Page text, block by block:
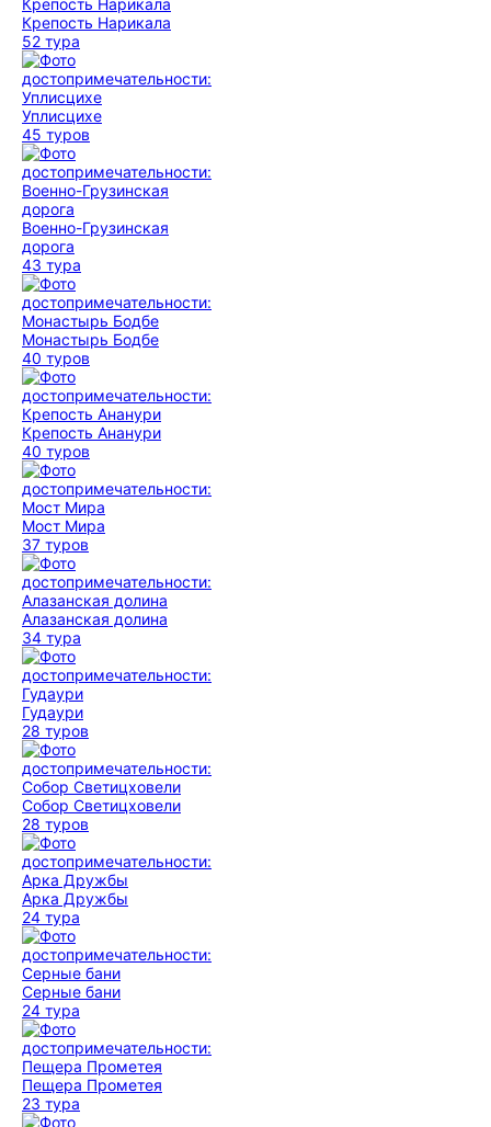
Крепость Нарикала
52 тура
Уплисцихе
45 туров
Военно-Грузинская
дорога
43 тура
Монастырь Бодбе
40 туров
Крепость Ананури
40 туров
Мост Мира
37 туров
Алазанская долина
34 тура
Гудаури
28 туров
Собор Светицховели
28 туров
Арка Дружбы
24 тура
Серные бани
24 тура
Пещера Прометея
23 тура